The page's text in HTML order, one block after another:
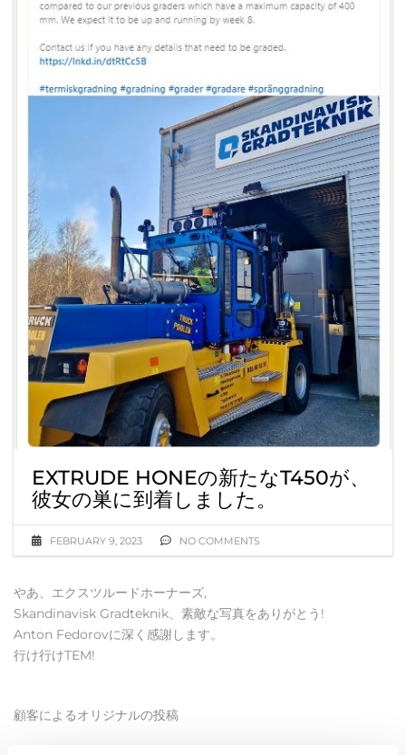
EXTRUDE HONEの新たなT450が、
彼女の巣に到着しました。
FEBRUARY 9, 2023 NO COMMENTS
やあ、エクスツルードホーナーズ,
Skandinavisk Gradteknik、素敵な写真をありがとう!
Anton Fedorovに深く感謝します。
行け行けTEM!
顧客によるオリジナルの投稿